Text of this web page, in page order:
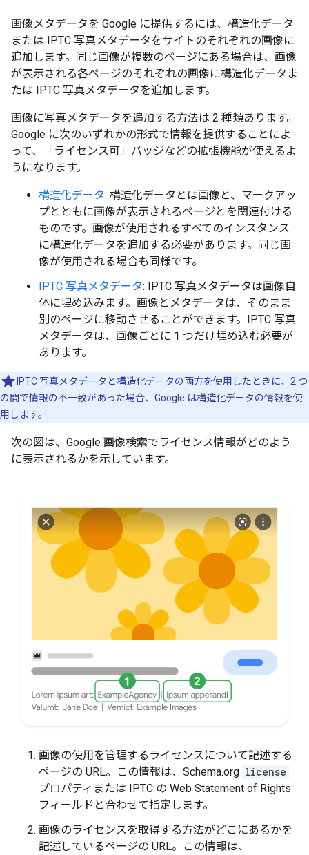
画像メタデータを Google に提供するには、構造化データ
または IPTC 写真メタデータをサイトのそれぞれの画像に
追加します。同じ画像が複数のページにある場合は、画像
が表示される各ページのそれぞれの画像に構造化データま
たは IPTC 写真メタデータを追加します。
画像に写真メタデータを追加する方法は 2 種類あります。
Google に次のいずれかの形式で情報を提供することによ
って、「ライセンス可」バッジなどの拡張機能が使えるよ
うになります。
構造化データ: 構造化データとは画像と、マークアッ
プとともに画像が表示されるページとを関連付ける
ものです。画像が使用されるすべてのインスタンス
に構造化データを追加する必要があります。同じ画
像が使用される場合も同様です。
IPTC 写真メタデータ: IPTC 写真メタデータは画像自
体に埋め込みます。画像とメタデータは、そのまま
別のページに移動させることができます。IPTC 写真
メタデータは、画像ごとに 1 つだけ埋め込む必要が
あります。
IPTC 写真メタデータと構造化データの両方を使用したときに、2 つ
の間で情報の不一致があった場合、Google は構造化データの情報を使
用します。
次の図は、Google 画像検索でライセンス情報がどのよう
に表示されるかを示しています。
画像の使用を管理するライセンスについて記述する
ページの URL。この情報は、Schema.org license
プロパティまたは IPTC の Web Statement of Rights
フィールドと合わせて指定します。
画像のライセンスを取得する方法がどこにあるかを
記述しているページの URL。この情報は、